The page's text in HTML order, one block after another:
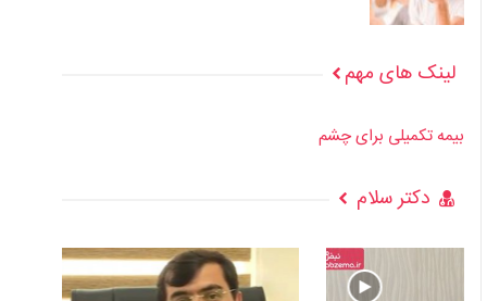
لینک های مهم
بیمه تکمیلی برای چشم
دکتر سلام